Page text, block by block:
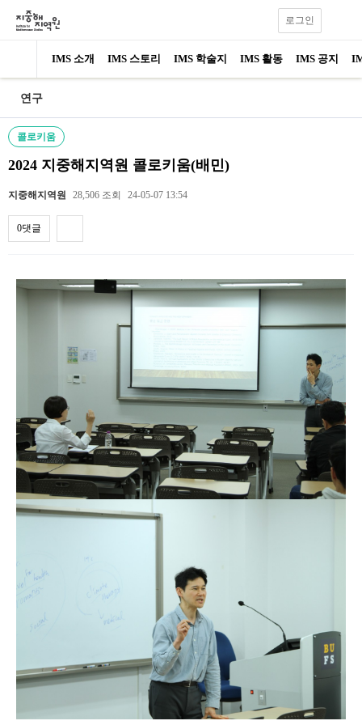
IMS 소개 IMS 스토리 IMS 학술지 IMS 활동 IMS 공지
로그인
연구
콜로키움
2024 지중해지역원 콜로키움(배민)
지중해지역원 28,506 조회 24-05-07 13:54
0댓글
내용